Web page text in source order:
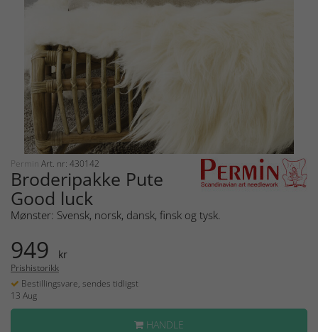
Permin Art. nr: 430142
Broderipakke Pute
Good luck
Mønster: Svensk, norsk, dansk, finsk og tysk.
949 kr
Prishistorikk
Bestillingsvare, sendes tidligst
13 Aug
HANDLE